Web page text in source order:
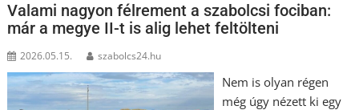
Valami nagyon félrement a szabolcsi fociban:
már a megye II-t is alig lehet feltölteni
2026.05.15. szabolcs24.hu
Nem is olyan régen
még úgy nézett ki egy